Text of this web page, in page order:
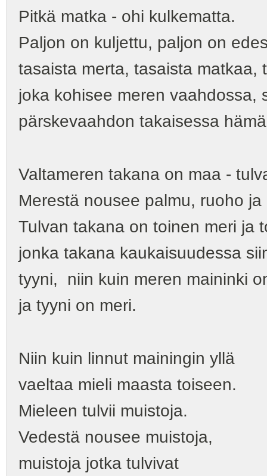
Pitkä matka - ohi kulkematta.
Paljon on kuljettu, paljon on
tasaista merta, tasaista matkaa,
joka kohisee meren vaahdossa,
pärskevaahdon takaisessa
Valtameren takana on maa -
Merestä nousee palmu, ruoho ja
Tulvan takana on toinen meri ja
jonka takana kaukaisuudessa
tyyni, niin kuin meren maininki
ja tyyni on meri.
Niin kuin linnut mainingin yllä
vaeltaa mieli maasta toiseen.
Mieleen tulvii muistoja.
Vedestä nousee muistoja,
muistoja jotka tulvivat